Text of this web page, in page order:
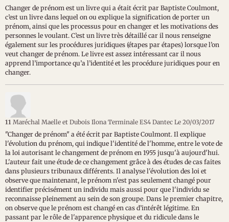
Changer de prénom est un livre qui a était écrit par Baptiste Coulmont,
c’est un livre dans lequel on ou explique la signification de porter un
prénom, ainsi que les processus pour en changer et les motivations des
personnes le voulant. C’est un livre très détaillé car il nous renseigne
également sur les procédures juridiques (étapes par étapes) lorsque l’on
veut changer de prénom. Le livre est assez intéressant car il nous
apprend l’importance qu’a l’identité et les procédure juridiques pour en
changer.
11 Maréchal Maelle et Dubois Ilona Terminale ES4 Dantec Le 20/03/2017
"Changer de prénom" a été écrit par Baptiste Coulmont. Il explique
l'évolution du prénom, qui indique l'identité de l'homme, entre le vote de
la loi autorisant le changement de prénom en 1955 jusqu'à aujourd'hui.
L'auteur fait une étude de ce changement grâce à des études de cas faites
dans plusieurs tribunaux différents. Il analyse l'évolution des loi et
observe que maintenant, le prénom n'est pas seulement changé pour
identifier précisément un individu mais aussi pour que l'individu se
reconnaisse pleinement au sein de son groupe. Dans le premier chapitre,
on observe que le prénom est changé en cas d’intérêt légitime. En
passant par le rôle de l'apparence physique et du ridicule dans le